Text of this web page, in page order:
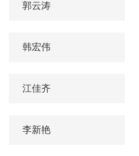
郭云涛
韩宏伟
江佳齐
李新艳